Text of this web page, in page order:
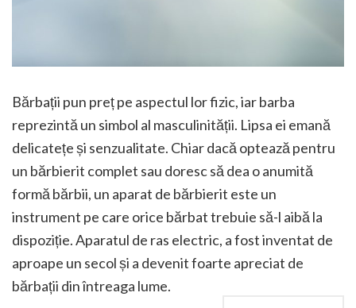
Bărbații pun preț pe aspectul lor fizic, iar barba
reprezintă un simbol al masculinității. Lipsa ei emană
delicatețe și senzualitate. Chiar dacă optează pentru
un bărbierit complet sau doresc să dea o anumită
formă bărbii, un aparat de bărbierit este un
instrument pe care orice bărbat trebuie să-l aibă la
dispoziție. Aparatul de ras electric, a fost inventat de
aproape un secol și a devenit foarte apreciat de
bărbații din întreaga lume.